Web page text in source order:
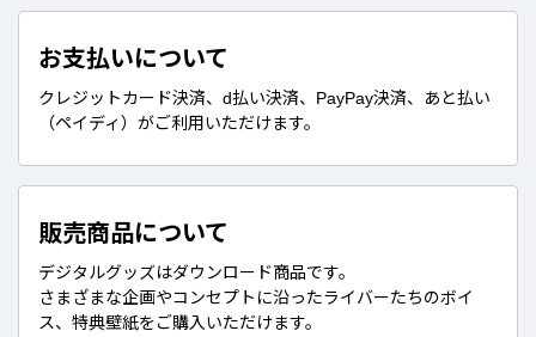
お支払いについて
クレジットカード決済、d払い決済、PayPay決済、あと払い
（ペイディ）がご利用いただけます。
販売商品について
デジタルグッズはダウンロード商品です。
さまざまな企画やコンセプトに沿ったライバーたちのボイ
ス、特典壁紙をご購入いただけます。